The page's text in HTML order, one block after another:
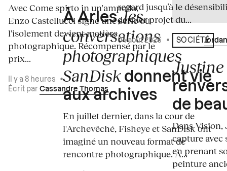
Avec Come spirto in un'ampolla,
Enzo Castellucci signe une série où
l'isolement devient matière
photographique. Récompensé par le
prix...
Il y a 8 heures
•
Écrit par Cassandre Thomas
À Arles,les
conversations
photographiques
SanDisk donnent vie
aux archives
En juillet dernier, dans la cour de
l'Archevêché, Fisheye et SanDisk ont
imaginé un nouveau format de
rencontre photographique. À...
regard jusqu’à le
dernier projet du...
04 août 2026 • Écrit par
SOCIÉTÉ
de
Dans
capture avec
en prenant
peinture